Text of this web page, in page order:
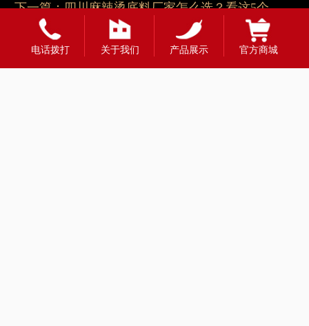
下一篇： 四川麻辣烫底料厂家怎么选？看这5个关键点
电话拨打 关于我们 产品展示 官方商城